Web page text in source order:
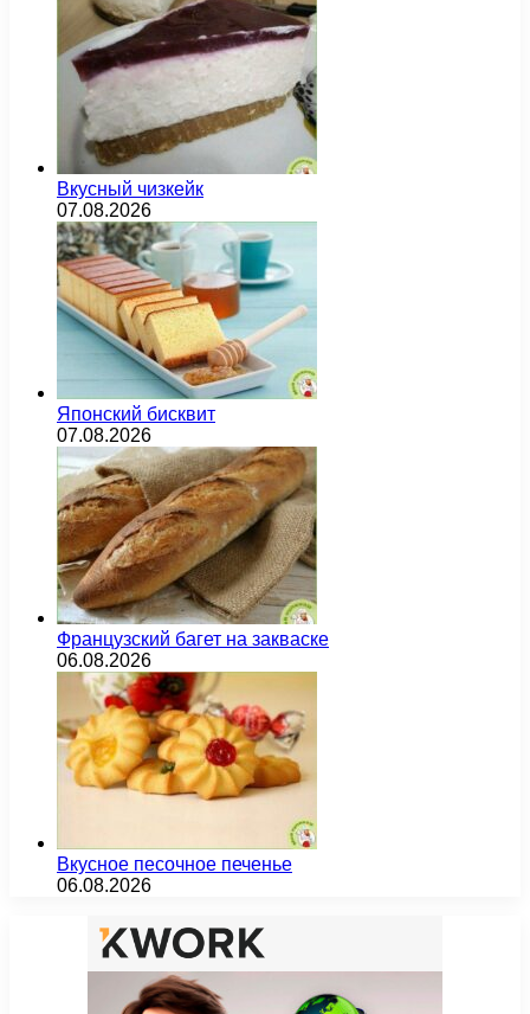
Вкусный чизкейк
07.08.2026
Японский бисквит
07.08.2026
Французский багет на закваске
06.08.2026
Вкусное песочное печенье
06.08.2026